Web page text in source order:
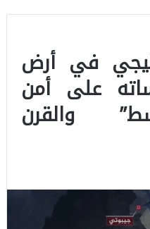
في أرض
على أمن
والقرن